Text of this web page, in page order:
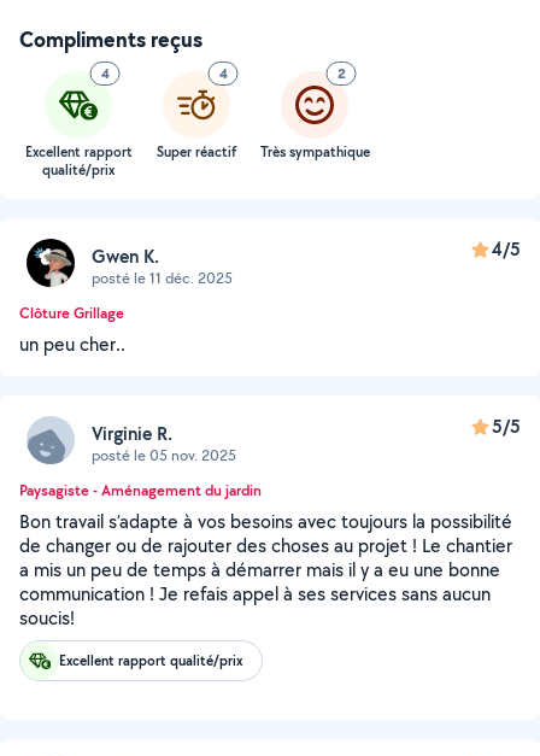
Compliments reçus
4
Excellent rapport
qualité/prix
4
Super réactif
2
Très sympathique
Gwen K.
posté le 11 déc. 2025
4/5
Clôture Grillage
un peu cher..
Virginie R.
posté le 05 nov. 2025
5/5
Paysagiste - Aménagement du jardin
Bon travail s’adapte à vos besoins avec toujours la possibilité
de changer ou de rajouter des choses au projet ! Le chantier
a mis un peu de temps à démarrer mais il y a eu une bonne
communication ! Je refais appel à ses services sans aucun
soucis!
Excellent rapport qualité/prix